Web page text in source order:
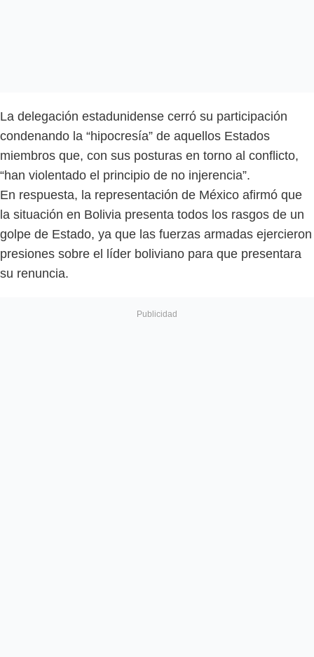
La delegación estadunidense cerró su participación
condenando la “hipocresía” de aquellos Estados
miembros que, con sus posturas en torno al conflicto,
“han violentado el principio de no injerencia”.
En respuesta, la representación de México afirmó que
la situación en Bolivia presenta todos los rasgos de un
golpe de Estado, ya que las fuerzas armadas ejercieron
presiones sobre el líder boliviano para que presentara
su renuncia.